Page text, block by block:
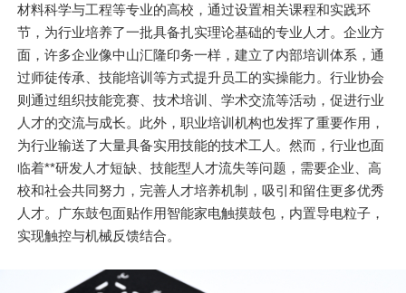
材料科学与工程等专业的高校，通过设置相关课程和实践环
节，为行业培养了一批具备扎实理论基础的专业人才。企业方
面，许多企业像中山汇隆印务一样，建立了内部培训体系，通
过师徒传承、技能培训等方式提升员工的实操能力。行业协会
则通过组织技能竞赛、技术培训、学术交流等活动，促进行业
人才的交流与成长。此外，职业培训机构也发挥了重要作用，
为行业输送了大量具备实用技能的技术工人。然而，行业也面
临着**研发人才短缺、技能型人才流失等问题，需要企业、高
校和社会共同努力，完善人才培养机制，吸引和留住更多优秀
人才。广东鼓包面贴作用智能家电触摸鼓包，内置导电粒子，
实现触控与机械反馈结合。